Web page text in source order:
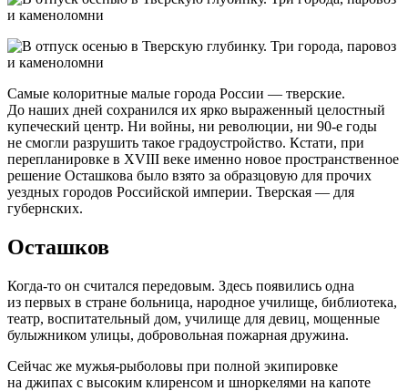
Самые колоритные малые города России — тверские.
До наших дней сохранился их ярко выраженный целостный
купеческий центр. Ни войны, ни революции, ни 90-е годы
не смогли разрушить такое градоустройство. Кстати, при
перепланировке в XVIII веке именно новое пространственное
решение Осташкова было взято за образцовую для прочих
уездных городов Российской империи. Тверская — для
губернских.
Осташков
Когда-то он считался передовым. Здесь появились одна
из первых в стране больница, народное училище, библиотека,
театр, воспитательный дом, училище для девиц, мощенные
булыжником улицы, добровольная пожарная дружина.
Сейчас же мужья-рыболовы при полной экипировке
на джипах с высоким клиренсом и шноркелями на капоте